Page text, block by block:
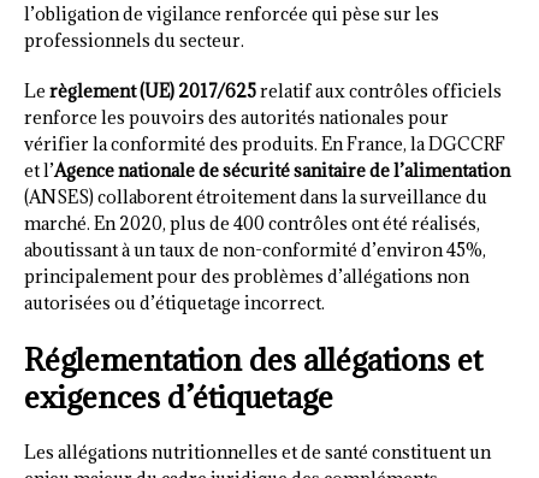
l’obligation de vigilance renforcée qui pèse sur les
professionnels du secteur.
Le règlement (UE) 2017/625relatif aux contrôles officiels
renforce les pouvoirs des autorités nationales pour
vérifier la conformité des produits. En France, la DGCCRF
et l’Agence nationale de sécurité sanitaire de l’alimentation
(ANSES) collaborent étroitement dans la surveillance du
marché. En 2020, plus de 400 contrôles ont été réalisés,
aboutissant à un taux de non-conformité d’environ 45%,
principalement pour des problèmes d’allégations non
autorisées ou d’étiquetage incorrect.
Réglementation des allégations et
exigences d’étiquetage
Les allégations nutritionnelles et de santé constituent un